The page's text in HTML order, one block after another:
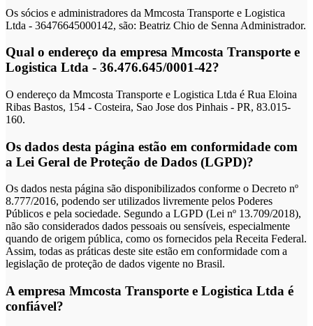
Os sócios e administradores da Mmcosta Transporte e Logistica
Ltda - 36476645000142, são: Beatriz Chio de Senna Administrador.
Qual o endereço da empresa Mmcosta Transporte e
Logistica Ltda - 36.476.645/0001-42?
O endereço da Mmcosta Transporte e Logistica Ltda é Rua Eloina
Ribas Bastos, 154 - Costeira, Sao Jose dos Pinhais - PR, 83.015-
160.
Os dados desta página estão em conformidade com
a Lei Geral de Proteção de Dados (LGPD)?
Os dados nesta página são disponibilizados conforme o Decreto nº
8.777/2016, podendo ser utilizados livremente pelos Poderes
Públicos e pela sociedade. Segundo a LGPD (Lei nº 13.709/2018),
não são considerados dados pessoais ou sensíveis, especialmente
quando de origem pública, como os fornecidos pela Receita Federal.
Assim, todas as práticas deste site estão em conformidade com a
legislação de proteção de dados vigente no Brasil.
A empresa Mmcosta Transporte e Logistica Ltda é
confiável?